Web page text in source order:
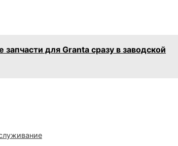
для Granta сразу в заводской